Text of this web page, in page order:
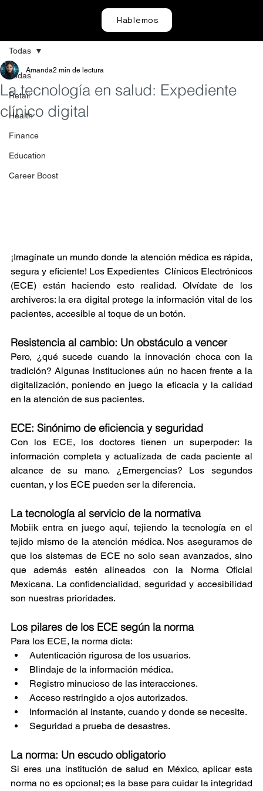
Hablemos
Todas
Retail
Health
Finance
Education
Career Boost
Todas
La tecnología en salud: Expediente
clínico digital
Amanda2 min de lectura
¡Imagínate un mundo donde la atención médica es rápida,
segura y eficiente! Los Expedientes  Clínicos Electrónicos
(ECE) están haciendo esto realidad. Olvídate de los
archiveros: la era digital protege la información vital de los
pacientes, accesible al toque de un botón.
Resistencia al cambio: Un obstáculo a vencer
Pero, ¿qué sucede cuando la innovación choca con la
tradición? Algunas instituciones aún no hacen frente a la
digitalización, poniendo en juego la eficacia y la calidad
en la atención de sus pacientes.
ECE: Sinónimo de eficiencia y seguridad
Con los ECE, los doctores tienen un superpoder: la
información completa y actualizada de cada paciente al
alcance de su mano. ¿Emergencias? Los segundos
cuentan, y los ECE pueden ser la diferencia.
La tecnología al servicio de la normativa
Mobiik entra en juego aquí, tejiendo la tecnología en el
tejido mismo de la atención médica. Nos aseguramos de
que los sistemas de ECE no solo sean avanzados, sino
que además estén alineados con la Norma Oficial
Mexicana. La confidencialidad, seguridad y accesibilidad
son nuestras prioridades.
Los pilares de los ECE según la norma
Para los ECE, la norma dicta:
Autenticación rigurosa de los usuarios.
Blindaje de la información médica.
Registro minucioso de las interacciones.
Acceso restringido a ojos autorizados.
Información al instante, cuando y donde se necesite.
Seguridad a prueba de desastres.
La norma: Un escudo obligatorio
Si eres una institución de salud en México, aplicar esta
norma no es opcional; es la base para cuidar la integridad